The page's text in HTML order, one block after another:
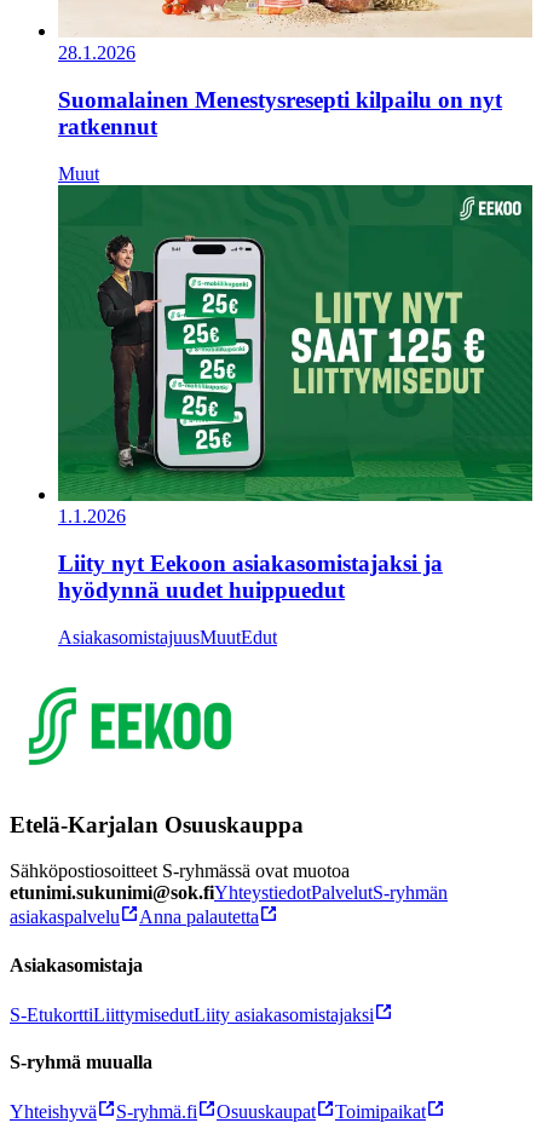
28.1.2026
Suomalainen Menestysresepti kilpailu on nyt
ratkennut
Muut
1.1.2026
Liity nyt Eekoon asiakasomistajaksi ja
hyödynnä uudet huippuedut
AsiakasomistajuusMuutEdut
Etelä-Karjalan Osuuskauppa
Sähköpostiosoitteet S-ryhmässä ovat muotoa
etunimi.sukunimi@sok.fiYhteystiedotPalvelutS-ryhmän
asiakaspalvelu
Anna palautetta
Asiakasomistaja
S-EtukorttiLiittymisedutLiity asiakasomistajaksi
S-ryhmä muualla
Yhteishyvä S-ryhmä.fi Osuuskaupat Toimipaikat